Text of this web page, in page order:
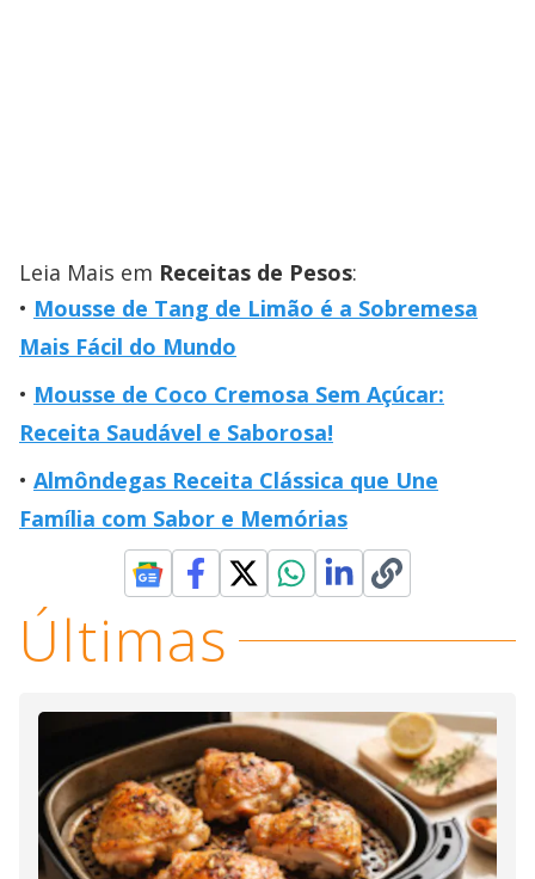
Leia Mais em Receitas de Pesos:
Mousse de Tang de Limão é a Sobremesa
Mais Fácil do Mundo
Mousse de Coco Cremosa Sem Açúcar:
Receita Saudável e Saborosa!
Almôndegas Receita Clássica que Une
Família com Sabor e Memórias
Últimas